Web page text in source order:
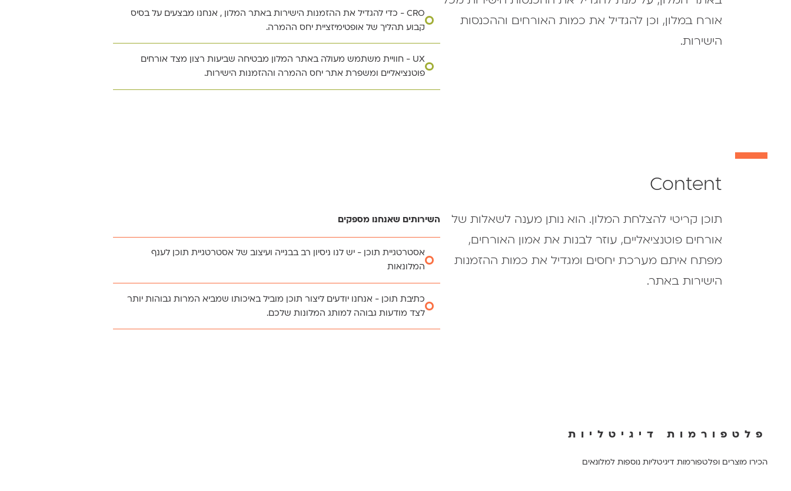
אורח במלון, וכן להגדיל את כמות האורחים וההכנסות
הישירות.
CRO - כדי להגדיל את ההזמנות הישירות באתר המלון , אנחנו מבצעים על בסיס
קבוע תהליך של אופטימיזציית יחס ההמרה.
מניע אורחים פוטנציאליים להזמין אצלכם חופשה במלון – ולכן צברנו מומחיות
בביצוע השיפורים הנדרשים באתר כדי להגדיל את שיעור יחס ההמרה בתהליך
ההזמנה.
UX - חוויית משתמש מעולה באתר המלון מבטיחה שביעות רצון מצד אורחים
פוטנציאליים ומשפרת אתר יחס ההמרה וההזמנות הישירות.
Content
תוכן קריטי להצלחת המלון. הוא נותן מענה לשאלות של
אורחים פוטנציאליים, עוזר לבנות את אמון האורחים,
מפתח איתם מערכת יחסים ומגדיל את כמות ההזמנות
הישירות באתר.
השירותים שאנחנו מספקים
אסטרטגיית תוכן - יש לנו ניסיון רב בבנייה ועיצוב של אסטרטגיית תוכן לענף
המלונאות
השיווקי, ולשמור מעורבותו גם אחרי ששילם על החופשה אצלכם במלון.
קרא עוד על אסטרטגיית תוכן שירות
כתיבת תוכן - אנחנו יודעים ליצור תוכן מוביל באיכותו שמביא המרות גבוהות יותר
לצד מודעות גבוהה למותג המלונות שלכם.
פלטפורמות דיגיטליות
הכירו מוצרים ופלטפורמות דיגיטליות נוספות למלונאים